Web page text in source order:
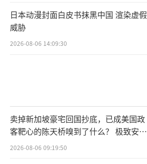
日本动漫封面白皮书抹黑中国 渲染虚假
威胁
2026-08-06 14:09:30
卖掉新加坡豪宅回国抄底，已成美国政
客靶心的陈天桥嗅到了什么？ 极致安全
的追寻
2026-08-06 09:19:50